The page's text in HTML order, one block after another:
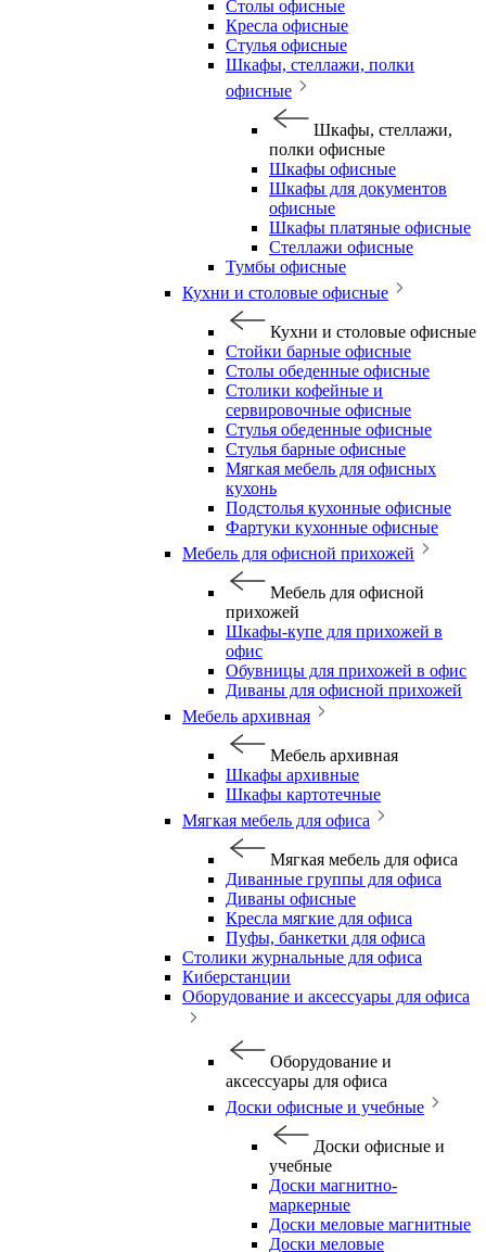
Столы офисные
Кресла офисные
Стулья офисные
Шкафы, стеллажи, полки
офисные
Шкафы, стеллажи,
полки офисные
Шкафы офисные
Шкафы для документов
офисные
Шкафы платяные офисные
Стеллажи офисные
Тумбы офисные
Кухни и столовые офисные
Кухни и столовые офисные
Стойки барные офисные
Столы обеденные офисные
Столики кофейные и
сервировочные офисные
Стулья обеденные офисные
Стулья барные офисные
Мягкая мебель для офисных
кухонь
Подстолья кухонные офисные
Фартуки кухонные офисные
Мебель для офисной прихожей
Мебель для офисной
прихожей
Шкафы-купе для прихожей в
офис
Обувницы для прихожей в офис
Диваны для офисной прихожей
Мебель архивная
Мебель архивная
Шкафы архивные
Шкафы картотечные
Мягкая мебель для офиса
Мягкая мебель для офиса
Диванные группы для офиса
Диваны офисные
Кресла мягкие для офиса
Пуфы, банкетки для офиса
Столики журнальные для офиса
Киберстанции
Оборудование и аксессуары для офиса
Оборудование и
аксессуары для офиса
Доски офисные и учебные
Доски офисные и
учебные
Доски магнитно-
маркерные
Доски меловые магнитные
Доски меловые